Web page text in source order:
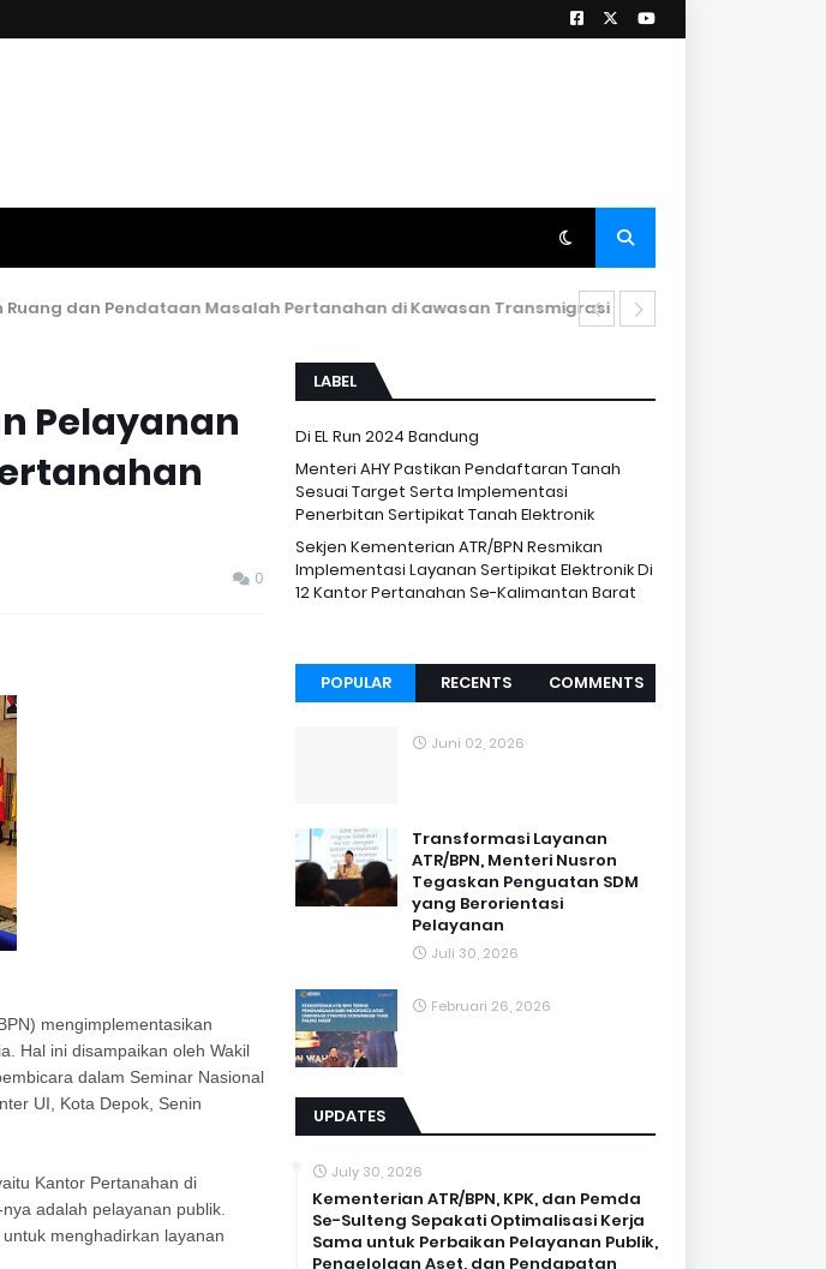
dan Pendataan Masalah Pertanahan di Kawasan Transmigrasi
Pelayanan
0
mengimplementasikan
Hal ini disampaikan oleh Wakil
dalam Seminar Nasional
UI, Kota Depok, Senin
Kantor Pertanahan di
adalah pelayanan publik.
menghadirkan layanan
LABEL
Di EL Run 2024 Bandung
Menteri AHY Pastikan Pendaftaran Tanah
Sesuai Target Serta Implementasi
Penerbitan Sertipikat Tanah Elektronik
Sekjen Kementerian ATR/BPN Resmikan
Implementasi Layanan Sertipikat Elektronik Di
12 Kantor Pertanahan Se-Kalimantan Barat
POPULAR RECENTS COMMENTS
Juni 02, 2026
Transformasi Layanan
ATR/BPN, Menteri Nusron
Tegaskan Penguatan SDM
yang Berorientasi
Pelayanan
Juli 30, 2026
Februari 26, 2026
UPDATES
July 30, 2026
Kementerian ATR/BPN, KPK, dan Pemda
Se-Sulteng Sepakati Optimalisasi Kerja
Sama untuk Perbaikan Pelayanan Publik,
Pengelolaan Aset, dan Pendapatan